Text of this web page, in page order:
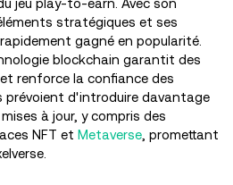
jeu play-to-earn. Avec son
stratégiques et ses
gagné en popularité.
blockchain garantit des
renforce la confiance des
prévoient d'introduire davantage
à jour, y compris des
NFT et Metaverse , promettant